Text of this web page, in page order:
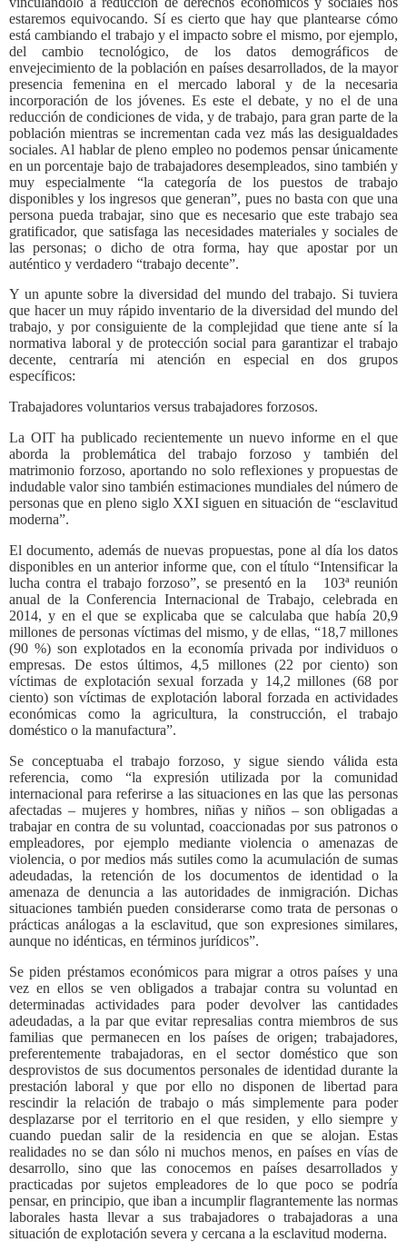
estaremos equivocando. Sí es cierto que hay que plantearse cómo
está cambiando el trabajo y el impacto sobre el mismo, por ejemplo,
del cambio tecnológico, de los datos demográficos de
envejecimiento de la población en países desarrollados, de la mayor
presencia femenina en el mercado laboral y de la necesaria
incorporación de los jóvenes. Es este el debate, y no el de una
reducción de condiciones de vida, y de trabajo, para gran parte de la
población mientras se incrementan cada vez más las desigualdades
sociales. Al hablar de pleno empleo no podemos pensar únicamente
en un porcentaje bajo de trabajadores desempleados, sino también y
muy especialmente “la categoría de los puestos de trabajo
disponibles y los ingresos que generan”, pues no basta con que una
persona pueda trabajar, sino que es necesario que este trabajo sea
gratificador, que satisfaga las necesidades materiales y sociales de
las personas; o dicho de otra forma, hay que apostar por un
auténtico y verdadero “trabajo decente”.
Y un apunte sobre la diversidad del mundo del trabajo. Si tuviera
que hacer un muy rápido inventario de la diversidad del mundo del
trabajo, y por consiguiente de la complejidad que tiene ante sí la
normativa laboral y de protección social para garantizar el trabajo
decente, centraría mi atención en especial en dos grupos
específicos:
Trabajadores voluntarios versus trabajadores forzosos.
La OIT ha publicado recientemente un nuevo informe en el que
aborda la problemática del trabajo forzoso y también del
matrimonio forzoso, aportando no solo reflexiones y propuestas de
indudable valor sino también estimaciones mundiales del número de
personas que en pleno siglo XXI siguen en situación de “esclavitud
moderna”.
El documento, además de nuevas propuestas, pone al día los datos
disponibles en un anterior informe que, con el título “Intensificar la
lucha contra el trabajo forzoso”, se presentó en la
103ª reunión
anual de la Conferencia Internacional de Trabajo, celebrada en
2014, y en el que se explicaba que se calculaba que había 20,9
millones de personas víctimas del mismo, y de ellas, “18,7 millones
(90 %) son explotados en la economía privada por individuos o
empresas. De estos últimos, 4,5 millones (22 por ciento) son
víctimas de explotación sexual forzada y 14,2 millones (68 por
ciento) son víctimas de explotación laboral forzada en actividades
económicas como la agricultura, la construcción, el trabajo
doméstico o la manufactura”.
Se conceptuaba el trabajo forzoso, y sigue siendo válida esta
referencia, como “la expresión utilizada por la comunidad
internacional para referirse a las situaciones en las que las personas
afectadas – mujeres y hombres, niñas y niños – son obligadas a
trabajar en contra de su voluntad, coaccionadas por sus patronos o
empleadores, por ejemplo mediante violencia o amenazas de
violencia, o por medios más sutiles como la acumulación de sumas
adeudadas, la retención de los documentos de identidad o la
amenaza de denuncia a las autoridades de inmigración. Dichas
situaciones también pueden considerarse como trata de personas o
prácticas análogas a la esclavitud, que son expresiones similares,
aunque no idénticas, en términos jurídicos”.
Se piden préstamos económicos para migrar a otros países y una
vez en ellos se ven obligados a trabajar contra su voluntad en
determinadas actividades para poder devolver las cantidades
adeudadas, a la par que evitar represalias contra miembros de sus
familias que permanecen en los países de origen; trabajadores,
preferentemente trabajadoras, en el sector doméstico que son
desprovistos de sus documentos personales de identidad durante la
prestación laboral y que por ello no disponen de libertad para
rescindir la relación de trabajo o más simplemente para poder
desplazarse por el territorio en el que residen, y ello siempre y
cuando puedan salir de la residencia en que se alojan. Estas
realidades no se dan sólo ni muchos menos, en países en vías de
desarrollo, sino que las conocemos en países desarrollados y
practicadas por sujetos empleadores de lo que poco se podría
pensar, en principio, que iban a incumplir flagrantemente las normas
laborales hasta llevar a sus trabajadores o trabajadoras a una
situación de explotación severa y cercana a la esclavitud moderna.